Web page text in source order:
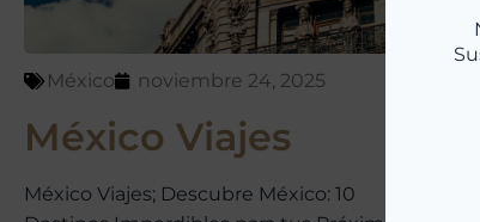
México noviembre 24, 2025
México Viajes
México Viajes; Descubre México: 10